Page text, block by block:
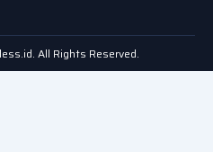
All Rights Reserved.